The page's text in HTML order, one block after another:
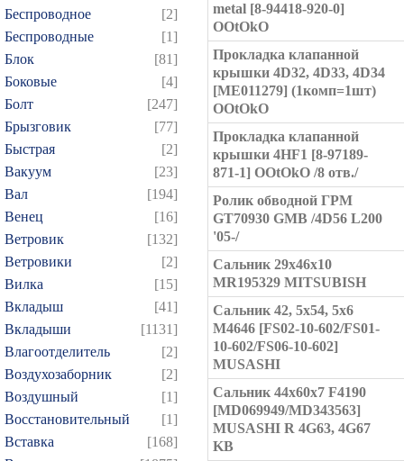
Беспроводное
[2]
Беспроводные
[1]
Блок
[81]
Боковые
[4]
Болт
[247]
Брызговик
[77]
Быстрая
[2]
Вакуум
[23]
Вал
[194]
Венец
[16]
Ветровик
[132]
Ветровики
[2]
Вилка
[15]
Вкладыш
[41]
Вкладыши
[1131]
Влагоотделитель
[2]
Воздухозаборник
[2]
Воздушный
[1]
Восстановительный
[1]
Вставка
[168]
metal [8-94418-920-0]
OOtOkO
Прокладка клапанной
крышки 4D32, 4D33, 4D34
[ME011279] (1комп=1шт)
OOtOkO
Прокладка клапанной
крышки 4HF1 [8-97189-
871-1] OOtOkO /8 отв./
Ролик обводной ГРМ
GT70930 GMB /4D56 L200
'05-/
Сальник 29x46x10
MR195329 MITSUBISH
Сальник 42, 5x54, 5x6
M4646 [FS02-10-602/FS01-
10-602/FS06-10-602]
MUSASHI
Сальник 44x60x7 F4190
[MD069949/MD343563]
MUSASHI R 4G63, 4G67
KB